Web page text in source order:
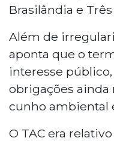
Brasilândia e Três
Além de
aponta que o
interesse
obrigações ainda
cunho ambiental
O TAC era